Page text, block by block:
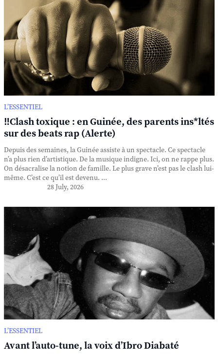
L’ESSENTIEL
‼️Clash toxique : en Guinée, des parents ins*ltés
sur des beats rap (Alerte)
Depuis des semaines, la Guinée assiste à un spectacle. Ce spectacle
n’a plus rien d’artistique. De la musique indigne. Ici, on ne rappe plus.
On désacralise la notion de famille. Le plus grave n’est pas le clash lui-
même. C’est ce qu’il est devenu. ...
28 July, 2026
L’ESSENTIEL
Avant l’auto-tune, la voix d’Ibro Diabaté